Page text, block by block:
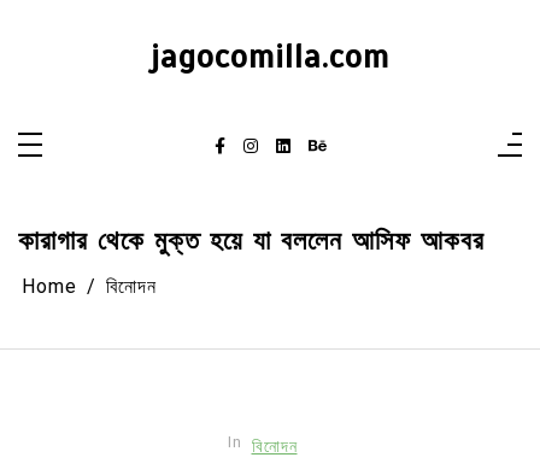
jagocomilla.com
কারাগার থেকে মুক্ত হয়ে যা বললেন আসিফ আকবর
Home বিনোদন
In বিনোদন